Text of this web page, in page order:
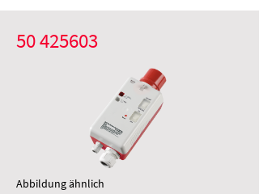
50 425603
Abbildung ähnlich